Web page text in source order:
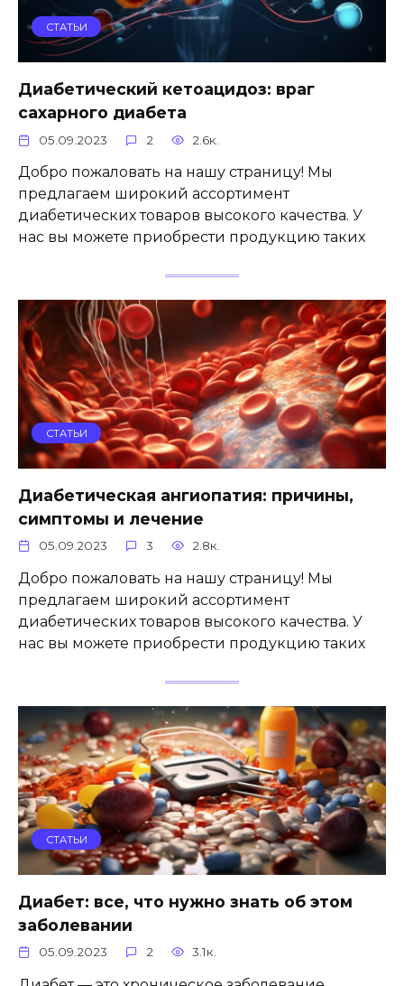
СТАТЬИ
Диабетический кетоацидоз: враг
сахарного диабета
05.09.2023 2 2.6к.
Добро пожаловать на нашу страницу! Мы
предлагаем широкий ассортимент
диабетических товаров высокого качества. У
нас вы можете приобрести продукцию таких
СТАТЬИ
Диабетическая ангиопатия: причины,
симптомы и лечение
05.09.2023 3 2.8к.
Добро пожаловать на нашу страницу! Мы
предлагаем широкий ассортимент
диабетических товаров высокого качества. У
нас вы можете приобрести продукцию таких
СТАТЬИ
Диабет: все, что нужно знать об этом
заболевании
05.09.2023 2 3.1к.